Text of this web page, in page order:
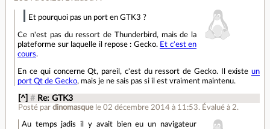
Et pourquoi pas un port en GTK3 ?
Ce n'est pas du ressort de Thunderbird, mais de la
plateforme sur laquelle il repose : Gecko. Et c'est en
cours.
En ce qui concerne Qt, pareil, c'est du ressort de Gecko. Il existe un
port Qt de Gecko, mais je ne sais pas si il est vraiment maintenu.
[^] # Re: GTK3
Posté par dinomasque le 02 décembre 2014 à 11:53. Évalué à 2.
Au temps jadis il y avait bien eu un navigateur